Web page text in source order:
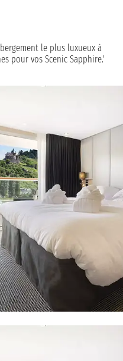
le plus luxueux à
pour vos Scenic Sapphire.'